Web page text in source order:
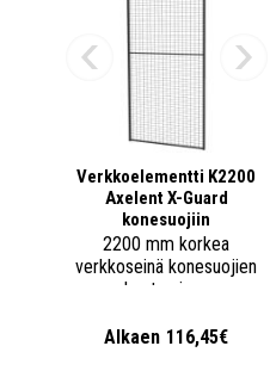
Verkkoelementti K2200
Axelent X-Guard
konesuojiin
2200 mm korkea
verkkoseinä konesuojien
rakentamiseen.
Alkaen 116,45€